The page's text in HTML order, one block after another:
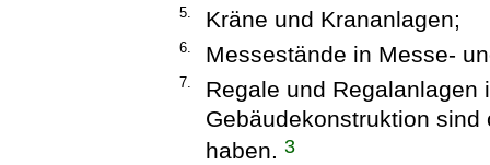
5. Kräne und Krananlagen;
6. Messestände in Messe-
7.
Regale und Regalanlagen
Gebäudekonstruktion
haben. 3